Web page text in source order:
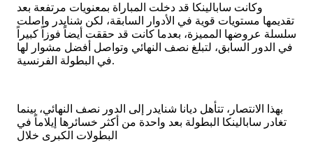
وكانت سابالينكا قد دخلت المباراة بمعنويات مرتفعة بعد
تقديمها مستويات قوية في الأدوار السابقة، لكن شنايدر واصلت
سلسلة عروضها المميزة، بعدما كانت قد حققت أيضاً فوزاً كبيراً
في الدور السابق، لتبلغ نصف النهائي وتواصل أفضل مشوار لها
في البطولة الفرنسية.
بهذا الانتصار، تتأهل ديانا شنايدر إلى الدور نصف النهائي، بينما
تغادر سابالينكا البطولة بعد واحدة من أكثر خسائرها إيلاماً في
البطولات الكبرى خلال